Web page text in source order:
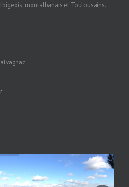
montalbanais et Toulousains.